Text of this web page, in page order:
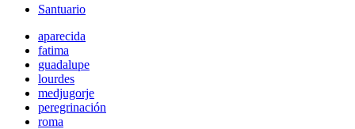
Santuario
aparecida
fatima
guadalupe
lourdes
medjugorje
peregrinación
roma